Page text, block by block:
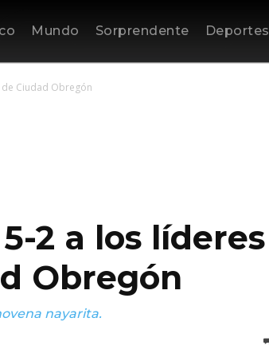
Mundo Sorprendente Deportes
de Ciudad Obregón
2 a los líderes
Obregón
nayarita.